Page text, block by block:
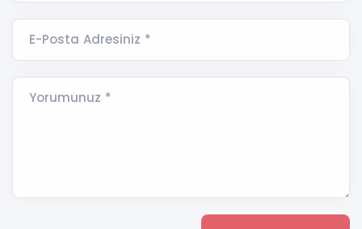
E-Posta Adresiniz *
Yorumunuz *